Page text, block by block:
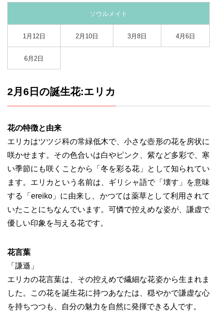
ソウルメイト
1月12日 2月10日 3月8日 4月6日
6月2日
2月6日の誕生花:エリカ
花の特徴と由来
エリカはツツジ科の常緑低木で、小さな壺形の花を房状に
咲かせます。その色合いは白やピンク、紫など多彩で、寒
い季節にも咲くことから「冬を彩る花」として知られてい
ます。エリカという名前は、ギリシャ語で「壊す」を意味
する「ereiko」に由来し、かつては薬草として利用されて
いたことにちなんでいます。可憐で控えめな姿が、謙虚で
優しい印象を与える花です。
花言葉
「謙遜」
エリカの花言葉は、その控えめで繊細な花姿から生まれま
した。この花を誕生花に持つあなたは、穏やかで謙虚な心
を持ちつつも、自分の魅力を自然に発揮できる人です。